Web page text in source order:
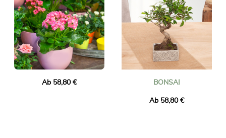
Ab 58,80 €
BONSAI
Ab 58,80 €